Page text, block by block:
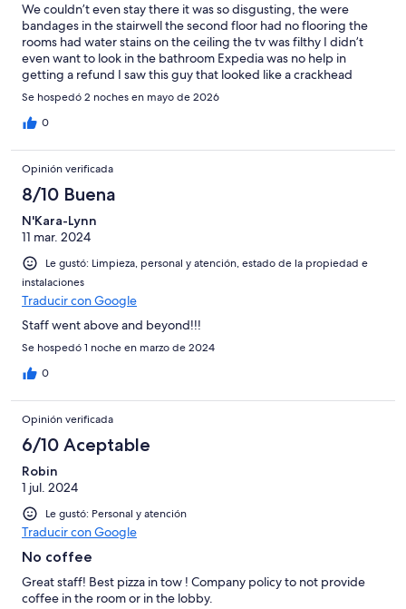
We couldn’t even stay there it was so disgusting, the were
bandages in the stairwell the second floor had no flooring the
rooms had water stains on the ceiling the tv was filthy I didn’t
even want to look in the bathroom Expedia was no help in
getting a refund I saw this guy that looked like a crackhead
coming out of one of the rooms
Se hospedó 2 noches en mayo de 2026
0
Opinión verificada
8/10 Buena
N'Kara-Lynn
11 mar. 2024
Le gustó: Limpieza, personal y atención, estado de la propiedad e
instalaciones
Traducir con Google
Staff went above and beyond!!!
Se hospedó 1 noche en marzo de 2024
0
Opinión verificada
6/10 Aceptable
Robin
1 jul. 2024
Le gustó: Personal y atención
Traducir con Google
No coffee
Great staff! Best pizza in tow ! Company policy to not provide
coffee in the room or in the lobby.